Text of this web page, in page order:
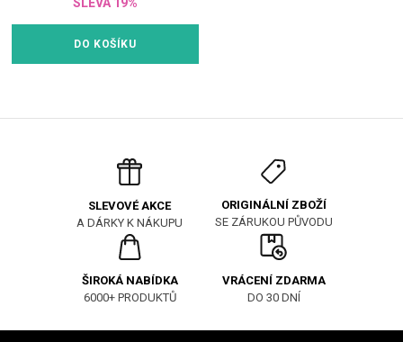
DO KOŠÍKU
SLEVOVÉ AKCE
A DÁRKY K NÁKUPU
ORIGINÁLNÍ ZBOŽÍ
SE ZÁRUKOU PŮVODU
ŠIROKÁ NABÍDKA
6000+ PRODUKTŮ
VRÁCENÍ ZDARMA
DO 30 DNÍ